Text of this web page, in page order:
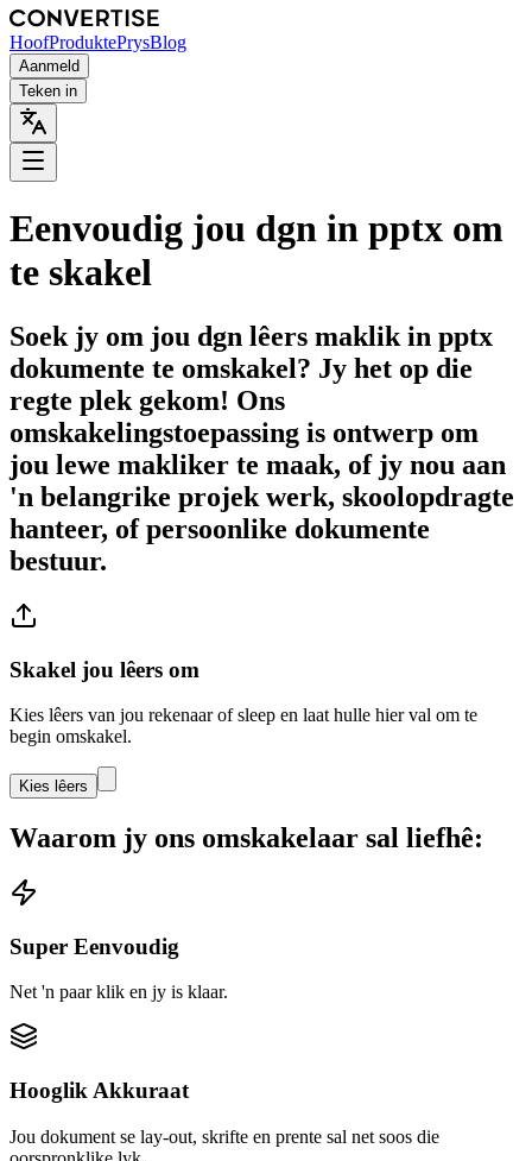
HoofProduktePrysBlog
Aanmeld
Teken in
Eenvoudig jou dgn in pptx om
te skakel
Soek jy om jou dgn lêers maklik in pptx
dokumente te omskakel? Jy het op die
regte plek gekom! Ons
omskakelingstoepassing is ontwerp om
jou lewe makliker te maak, of jy nou aan
'n belangrike projek werk, skoolopdragte
hanteer, of persoonlike dokumente
bestuur.
Skakel jou lêers om
Kies lêers van jou rekenaar of sleep en laat hulle hier val om te
begin omskakel.
Kies lêers
Waarom jy ons omskakelaar sal liefhê:
Super Eenvoudig
Net 'n paar klik en jy is klaar.
Hooglik Akkuraat
Jou dokument se lay-out, skrifte en prente sal net soos die